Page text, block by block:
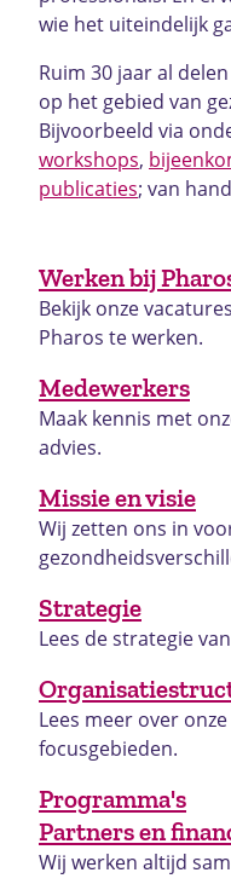
wie het uiteindelijk
Ruim 30 jaar al
op het gebied van
Bijvoorbeeld via
workshops,
publicaties; van
Werken bij
Bekijk onze
Pharos te werken.
Medewerkers
Maak kennis met
advies.
Missie en visie
Wij zetten ons in
Strategie
Lees de strategie
Lees meer over
focusgebieden.
Programma's
Partners en
Wij werken altijd